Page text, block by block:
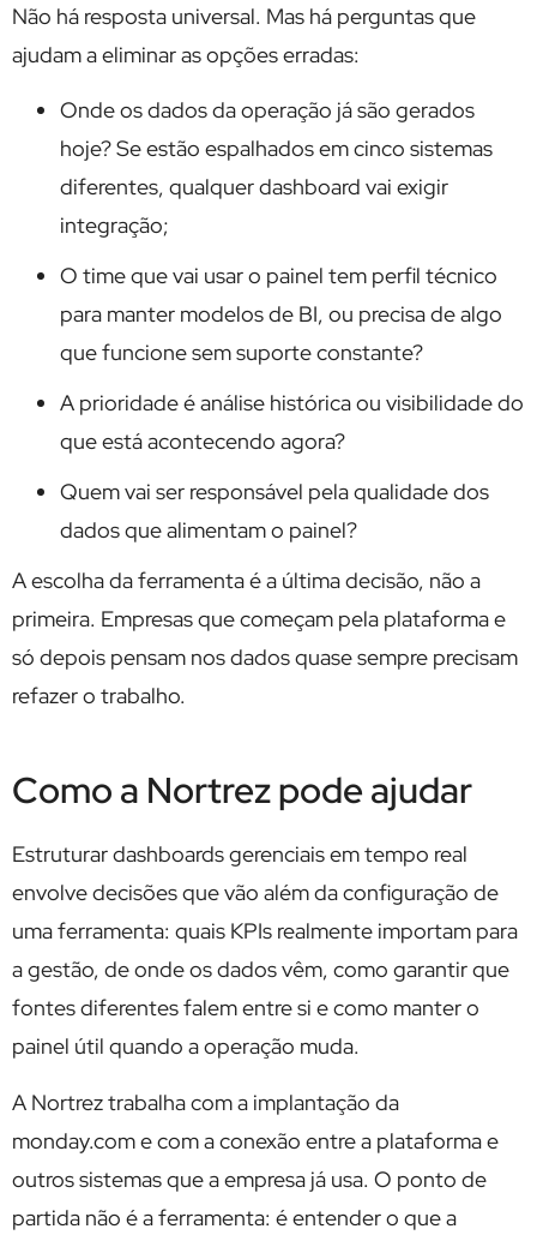
Não há resposta universal. Mas há perguntas que
ajudam a eliminar as opções erradas:
Onde os dados da operação já são gerados
hoje? Se estão espalhados em cinco sistemas
diferentes, qualquer dashboard vai exigir
integração;
O time que vai usar o painel tem perfil técnico
para manter modelos de BI, ou precisa de algo
que funcione sem suporte constante?
A prioridade é análise histórica ou visibilidade do
que está acontecendo agora?
Quem vai ser responsável pela qualidade dos
dados que alimentam o painel?
A escolha da ferramenta é a última decisão, não a
primeira. Empresas que começam pela plataforma e
só depois pensam nos dados quase sempre precisam
refazer o trabalho.
Como a Nortrez pode ajudar
Estruturar dashboards gerenciais em tempo real
envolve decisões que vão além da configuração de
uma ferramenta: quais KPIs realmente importam para
a gestão, de onde os dados vêm, como garantir que
fontes diferentes falem entre si e como manter o
painel útil quando a operação muda.
A Nortrez trabalha com a implantação da
monday.com e com a conexão entre a plataforma e
outros sistemas que a empresa já usa. O ponto de
partida não é a ferramenta: é entender o que a